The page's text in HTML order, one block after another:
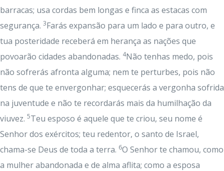
barracas; usa cordas bem longas e finca as estacas com
segurança. 3Farás expansão para um lado e para outro, e
tua posteridade receberá em herança as nações que
povoarão cidades abandonadas. 4Não tenhas medo, pois
não sofrerás afronta alguma; nem te perturbes, pois não
tens de que te envergonhar; esquecerás a vergonha sofrida
na juventude e não te recordarás mais da humilhação da
viuvez. 5Teu esposo é aquele que te criou, seu nome é
Senhor dos exércitos; teu redentor, o santo de Israel,
chama-se Deus de toda a terra. 6O Senhor te chamou, como
a mulher abandonada e de alma aflita; como a esposa